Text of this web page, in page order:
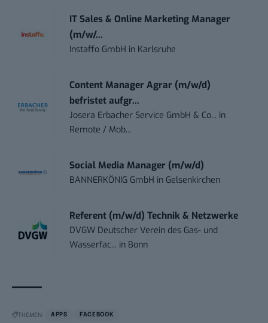
IT Sales & Online Marketing Manager
(m/w/...
Instaffo GmbH in Karlsruhe
Content Manager Agrar (m/w/d)
befristet aufgr...
Josera Erbacher Service GmbH & Co... in
Remote / Mob...
Social Media Manager (m/w/d)
BANNERKÖNIG GmbH in Gelsenkirchen
Referent (m/w/d) Technik & Netzwerke
DVGW Deutscher Verein des Gas- und
Wasserfac... in Bonn
THEMEN: APPS FACEBOOK